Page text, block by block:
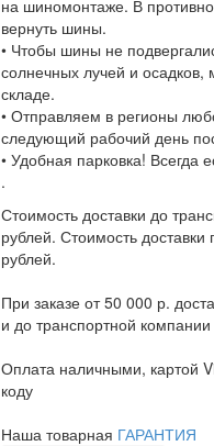
на шиномонтаже. В
вернуть шины.
• Чтобы шины не
солнечных лучей и
складе.
• Отправляем в регионы
следующий рабочий день
• Удобная парковка! Всегда
.
Стоимость доставки до
рублей. Стоимость доставки
рублей.
При заказе от 50 000 р.
и до транспортной
Оплата наличными, картой
коду
Наша товарная ГАРАНТИЯ